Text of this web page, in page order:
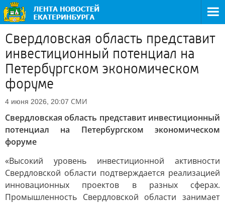
Свердловская область представит
инвестиционный потенциал на
Петербургском экономическом
форуме
4 июня 2026, 20:07 СМИ
Свердловская область представит инвестиционный
потенциал на Петербургском экономическом
форуме
«Высокий уровень инвестиционной активности
Свердловской области подтверждается реализацией
инновационных проектов в разных сферах.
Промышленность Свердловской области занимает